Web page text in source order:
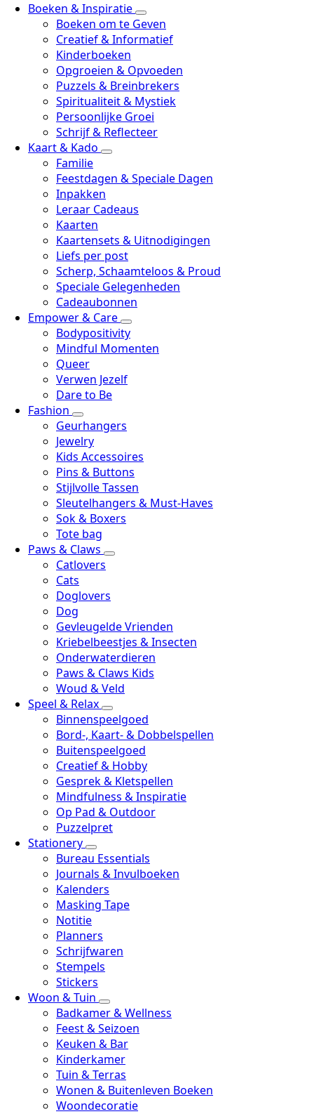
Boeken & Inspiratie
Boeken om te Geven
Creatief & Informatief
Kinderboeken
Opgroeien & Opvoeden
Puzzels & Breinbrekers
Spiritualiteit & Mystiek
Persoonlijke Groei
Schrijf & Reflecteer
Kaart & Kado
Familie
Feestdagen & Speciale Dagen
Inpakken
Leraar Cadeaus
Kaarten
Kaartensets & Uitnodigingen
Liefs per post
Scherp, Schaamteloos & Proud
Speciale Gelegenheden
Cadeaubonnen
Empower & Care
Bodypositivity
Mindful Momenten
Queer
Verwen Jezelf
Dare to Be
Fashion
Geurhangers
Jewelry
Kids Accessoires
Pins & Buttons
Stijlvolle Tassen
Sleutelhangers & Must-Haves
Sok & Boxers
Tote bag
Paws & Claws
Catlovers
Cats
Doglovers
Dog
Gevleugelde Vrienden
Kriebelbeestjes & Insecten
Onderwaterdieren
Paws & Claws Kids
Woud & Veld
Speel & Relax
Binnenspeelgoed
Bord-, Kaart- & Dobbelspellen
Buitenspeelgoed
Creatief & Hobby
Gesprek & Kletspellen
Mindfulness & Inspiratie
Op Pad & Outdoor
Puzzelpret
Stationery
Bureau Essentials
Journals & Invulboeken
Kalenders
Masking Tape
Notitie
Planners
Schrijfwaren
Stempels
Stickers
Woon & Tuin
Badkamer & Wellness
Feest & Seizoen
Keuken & Bar
Kinderkamer
Tuin & Terras
Wonen & Buitenleven Boeken
Woondecoratie